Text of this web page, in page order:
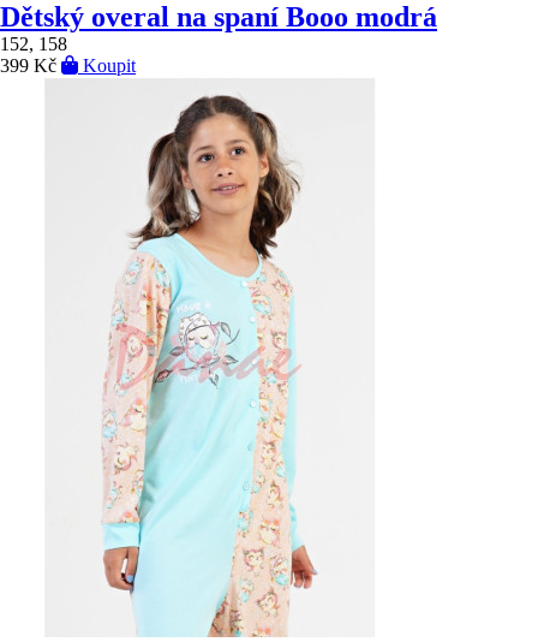
Dětský overal na spaní Booo modrá
152, 158
399 Kč
Koupit